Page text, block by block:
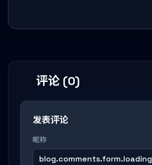
评论 (0)
发表评论
昵称
blog.comments.form.loading